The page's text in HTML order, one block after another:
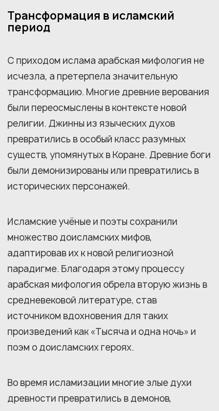
Трансформация в исламский
период
С приходом ислама арабская мифология не
исчезла, а претерпела значительную
трансформацию. Многие древние верования
были переосмыслены в контексте новой
религии. Джинны из языческих духов
превратились в особый класс разумных
существ, упомянутых в Коране. Древние боги
были демонизированы или превратились в
исторических персонажей.
Исламские учёные и поэты сохранили
множество доисламских мифов,
адаптировав их к новой религиозной
парадигме. Благодаря этому процессу
арабская мифология обрела вторую жизнь в
средневековой литературе, став
источником вдохновения для таких
произведений как «Тысяча и одна ночь» и
поэм о доисламских героях.
Во время исламизации многие злые духи
древности превратились в демонов,